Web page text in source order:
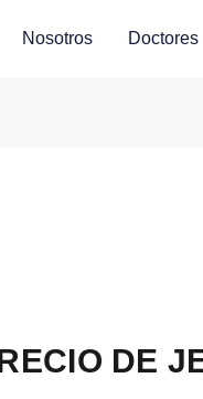
Nosotros Doctores
DE